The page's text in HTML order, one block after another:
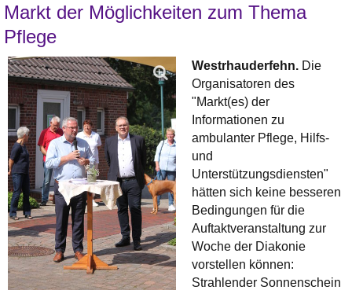
Markt der Möglichkeiten zum Thema
Pflege
Westrhauderfehn. Die
Organisatoren des
"Markt(es) der
Informationen zu
ambulanter Pflege, Hilfs-
und
Unterstützungsdiensten"
hätten sich keine besseren
Bedingungen für die
Auftaktveranstaltung zur
Woche der Diakonie
vorstellen können:
Strahlender Sonnenschein